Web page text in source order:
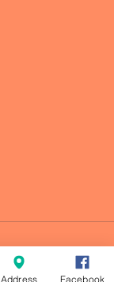
Address Facebook